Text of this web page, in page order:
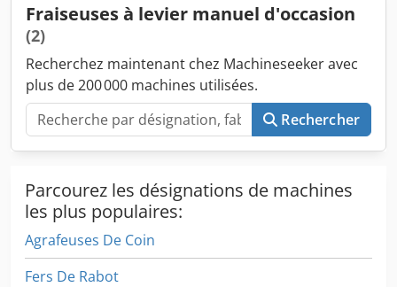
perçage, de copiage, de fraisage ou de rainurage de
fonctionner comme un seul système. - Travail confortable
grâce au moteur puissant - Moteur à haute fréquence
(18000 rpm) - Système de refroidissement OPTION
Codpfsrana Esx Ai Terf - Système de convoyage droit (1
mètre)
Fraiseuses à levier manuel d'occasion
(2)
Recherchez maintenant chez Machineseeker avec
plus de 200 000 machines utilisées.
Rechercher
Parcourez les désignations de machines
les plus populaires:
Agrafeuses De Coin
Fers De Rabot